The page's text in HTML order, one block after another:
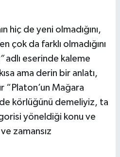
hiç de yeni olmadığını,
da farklı olmadığını
adlı eserinde kaleme
ama derin bir anlatı,
“Platon’un Mağara
de körlüğünü demeliyiz, ta
yöneldiği konu ve
zamansız